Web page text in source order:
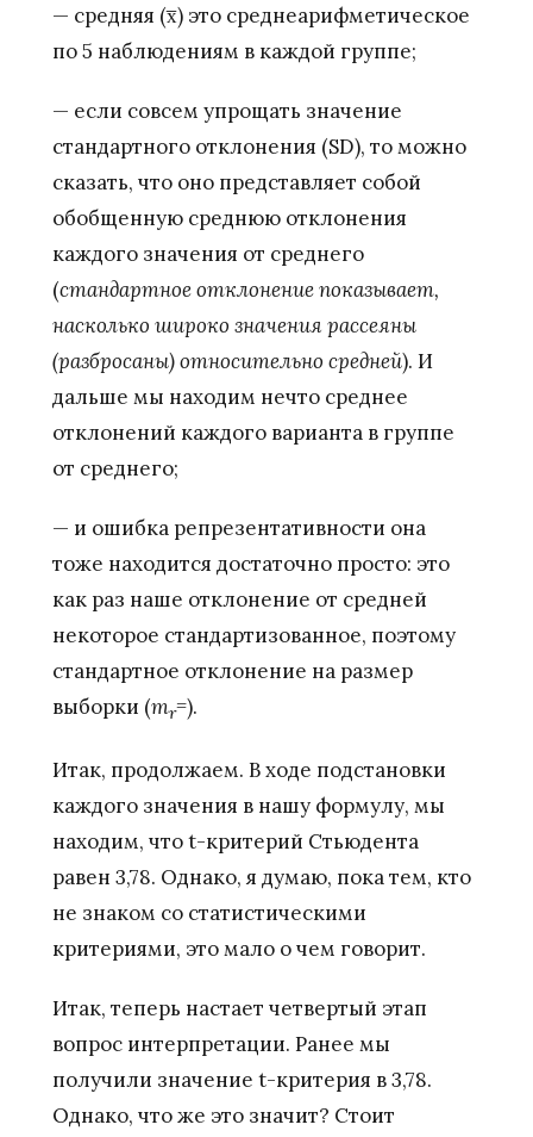
— средняя (x̅) это среднеарифметическое
по 5 наблюдениям в каждой группе;
— если совсем упрощать значение
стандартного отклонения (SD), то можно
сказать, что оно представляет собой
обобщенную среднюю отклонения
каждого значения от среднего
(стандартное отклонение показывает,
насколько широко значения рассеяны
(разбросаны) относительно средней). И
дальше мы находим нечто среднее
отклонений каждого варианта в группе
от среднего;
— и ошибка репрезентативности она
тоже находится достаточно просто: это
как раз наше отклонение от средней
некоторое стандартизованное, поэтому
стандартное отклонение на размер
выборки (mr=).
Итак, продолжаем. В ходе подстановки
каждого значения в нашу формулу, мы
находим, что t-критерий Стьюдента
равен 3,78. Однако, я думаю, пока тем, кто
не знаком со статистическими
критериями, это мало о чем говорит.
Итак, теперь настает четвертый этап
вопрос интерпретации. Ранее мы
получили значение t-критерия в 3,78.
Однако, что же это значит? Стоит